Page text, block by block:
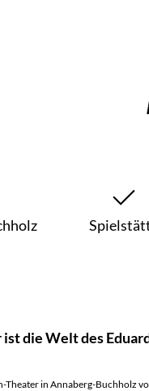
die Welt des
in Annaberg-Buchholz